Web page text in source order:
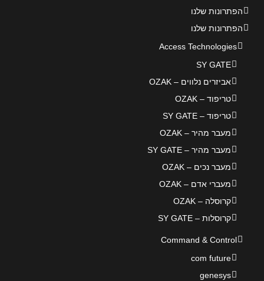
הפתרונות שלנו
הפתרונות שלנו
Access Technologies
SY GATE
אביזרים נלווים – OZAK
טריפוד – OZAK
טריפוד – SY GATE
מעבר מהיר – OZAK
מעבר מהיר – SY GATE
מעבר נכים – OZAK
מעברי אדם – OZAK
קרוסלה – OZAK
קרוסלות – SY GATE
Command & Control
com future
genesys